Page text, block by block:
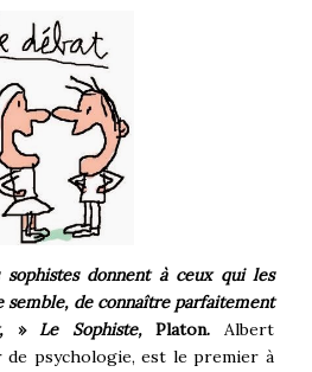
donnent à ceux qui les
semble, de connaître parfaitement
»Le Sophiste,Platon. Albert
de psychologie, est le premier à